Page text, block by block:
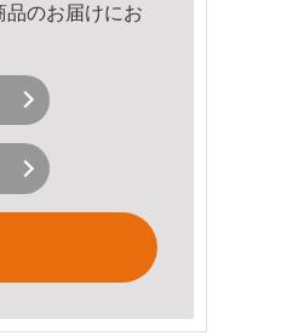
のお届けにお